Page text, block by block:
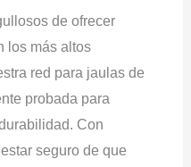
de ofrecer
los más altos
red para jaulas de
probada para
Con
seguro de que